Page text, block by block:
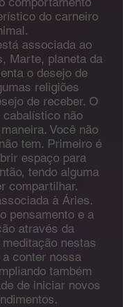
do carneiro
associada ao
Marte, planeta da
o desejo de
religiões
de receber. O
cabalístico não
Você não
tem. Primeiro é
espaço para
tendo alguma
compartilhar.
à Áries.
pensamento e a
através da
nestas
conter nossa
também
de iniciar novos